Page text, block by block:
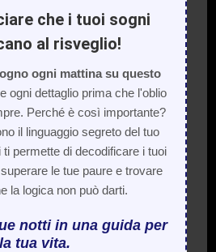
che i tuoi sogni
al risveglio!
ogni mattina su questo
ogni dettaglio prima che l'oblio
Perché è così importante?
il linguaggio segreto del tuo
permette di decodificare i tuoi
le tue paure e trovare
la logica non può darti.
notti in una guida per
la tua vita.